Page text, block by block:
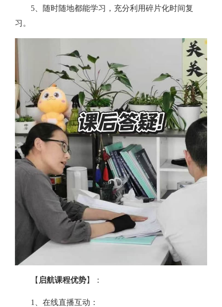
5、随时随地都能学习，充分利用碎片化时间复
习。
【 启航课程优势】：
1、在线直播互动：